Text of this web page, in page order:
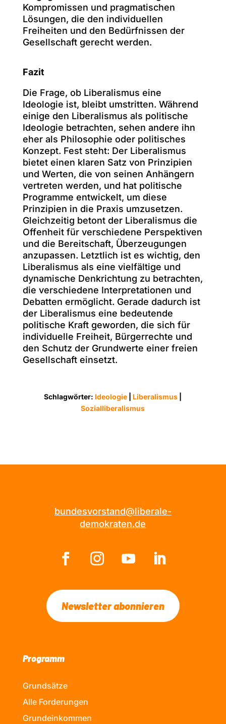
Kompromissen und pragmatischen
Lösungen, die den individuellen
Freiheiten und den Bedürfnissen der
Gesellschaft gerecht werden.
Fazit
Die Frage, ob Liberalismus eine
Ideologie ist, bleibt umstritten. Während
einige den Liberalismus als politische
Ideologie betrachten, sehen andere ihn
eher als Philosophie oder politisches
Konzept. Fest steht: Der Liberalismus
bietet einen klaren Satz von Prinzipien
und Werten, die von seinen Anhängern
vertreten werden, und hat politische
Programme entwickelt, um diese
Prinzipien in die Praxis umzusetzen.
Gleichzeitig betont der Liberalismus die
Offenheit für verschiedene Perspektiven
und die Bereitschaft, Überzeugungen
anzupassen. Letztlich ist es wichtig, den
Liberalismus als eine vielfältige und
dynamische Denkrichtung zu betrachten,
die verschiedene Interpretationen und
Debatten ermöglicht. Gerade dadurch ist
der Liberalismus eine bedeutende
politische Kraft geworden, die sich für
individuelle Freiheit, Bürgerrechte und
den Schutz der Grundwerte einer freien
Gesellschaft einsetzt.
Schlagwörter: Ideologie Liberalismus
Sozialliberalismus
bundesvorstand@liberale-
demokraten.de
Newsletter abonnieren
Programm
Grundsätze
Alle Forderungen
Grundeinkommen